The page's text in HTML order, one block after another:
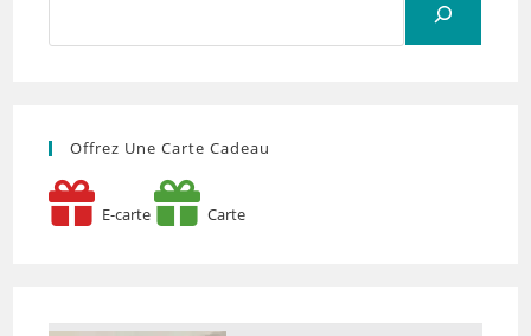
Offrez Une Carte Cadeau
E-carte Carte